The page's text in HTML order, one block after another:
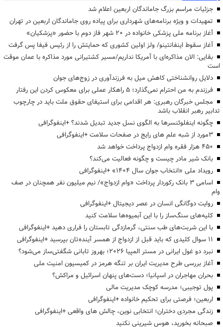
جزئیات مراسم بزرگ جاماندگان اربعین اعلام شد
تمهیدات و ویژه برنامه‌های شهرداری برای پیاده روی جاماندگان اربعین در تهران
آغاز برنامه ملی پزشکی خانواده در ۲۰ شهر فاز دوم با حضور «پزشکیان»
آغاز سقوط اینفانتینو/ ولز اولین کشوری که حمایتش را از رئیس فیفا پس گرفت
بقایی: الان مذاکره‌ای با آمریکا نداریم/مسیر کشتیرانی مورد مذاکره با عمان موقت
است
دلایل روانشناختی کاهش میل به فرزندآوری در زوج‌های جوان
فرزندم به من احترام نمی‌گذارد؛ ۵ راهکار عملی برای معکوس کردن این رفتار
مجلس خبرگان رهبری: هر اقدامی برای استیفای حقوق ملت باید در چارچوب
تدابیر رهبر انقلاب باشد
چگونه اینفلوئنسرها به الگوی نسل جدید تبدیل شدند؟ +اینفوگرافی
3مورد از شبه علم های رایج در صفحات سلامت +اینفوگرافی
۴۵۰ هزار فقره وام ازدواج پرداخت خواهد شد
بانک شیر مادر چیست و چگونه فعالیت می‌کند؟
رویداد ملی «انتخاب جوان سال ۱۴۰۴» +اینفوگرافی
اسامی ۳ بانک رکوردار پرداخت «وام ازدواج»/ نیم میلیون نفر همچنان در صف
وام
روایت دوگانگی انسان در عصر دیجیتال +اینفوگرافی
کلیه‌های سنگ‌ساز را با این آبمیوه‌ها سلامت کنید
با این شربت‌های طب سنتی، گرمازدگی تابستان را فراری دهید +اینفوگرافی
۱۱ سوال کلیدی که باید قبل از ازدواج از همسر آینده‌تان بپرسید +اینفوگرافی
نبرد دو غول ایرانی در مستر المپیا ۲۰۲۶؛ بهروز تابانی شگفتی‌ساز می‌شود؟
آغاز بررسی طرح مدیریت ایران بر تنگه هرمز در کمیسیون امنیت ملی
بحران مهاجران در اسپانیا؛ دست‌های پنهان اسرائیل و مراکش؟
پول توجیبی؛ مدرسه کوچک مدیریت مالی
اربعین؛ فرصتی برای تحکیم خانواده +اینفوگرافی
زندگی مجردی دختران؛ انتخابی نوین، چالش های واقعی +اینفوگرافی
صبحانه بخورید، هوس شیرینی نکنید